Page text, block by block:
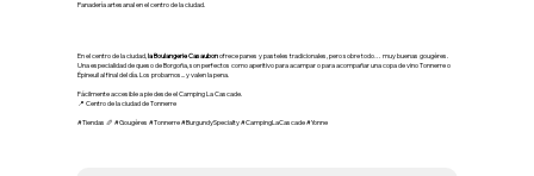
Panadería artesanal en el centro de la ciudad.
En el centro de la ciudad,la Boulangerie Casaubonofrece panes y pasteles tradicionales, pero sobre todo… muy buenas gougères.
Una especialidad de queso de Borgoña, son perfectos como aperitivo para acampar o para acompañar una copa de vino Tonnerre o
Épineuil al final del día. Los probamos... y valen la pena.
Fácilmente accesible a pie desde el Camping La Cascade.
📍 Centro de la ciudad de Tonnerre
#Tiendas 🥖 #Gougères #Tonnerre #BurgundySpecialty #CampingLaCascade #Yonne